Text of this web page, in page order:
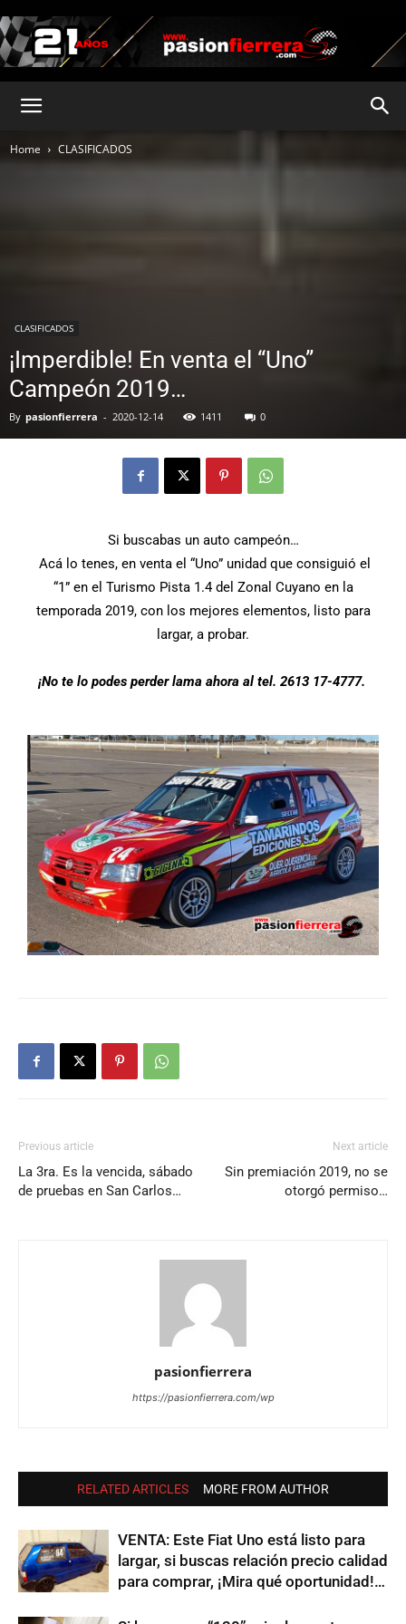
Home CLASIFICADOS
CLASIFICADOS
¡Imperdible! En venta el “Uno”
Campeón 2019…
By pasionfierrera - 2020-12-14 1411 0
Si buscabas un auto campeón…
Acá lo tenes, en venta el “Uno” unidad que consiguió el
“1” en el Turismo Pista 1.4 del Zonal Cuyano en la
temporada 2019, con los mejores elementos, listo para
largar, a probar.
¡No te lo podes perder lama ahora al tel. 2613 17-4777.
Previous article
La 3ra. Es la vencida, sábado
de pruebas en San Carlos…
Next article
Sin premiación 2019, no se
otorgó permiso…
pasionfierrera
https://pasionfierrera.com/wp
RELATED ARTICLES MORE FROM AUTHOR
VENTA: Este Fiat Uno está listo para
largar, si buscas relación precio calidad
para comprar, ¡Mira qué oportunidad!…